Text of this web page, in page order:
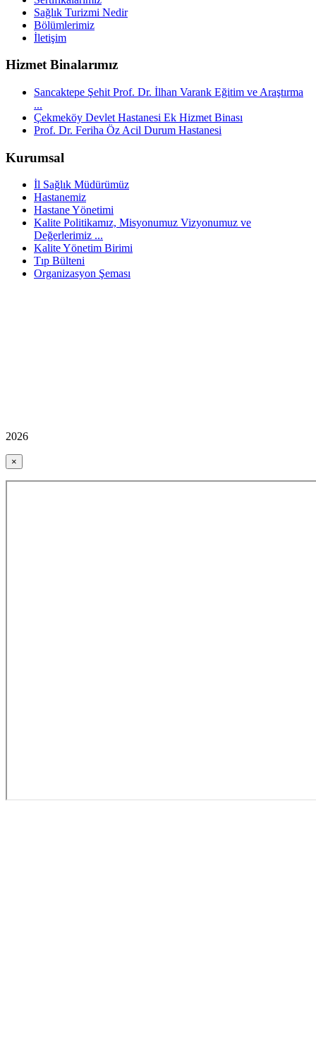
Sağlık Turizmi Nedir
Bölümlerimiz
İletişim
Hizmet Binalarımız
Sancaktepe Şehit Prof. Dr. İlhan Varank Eğitim ve Araştırma
...
Çekmeköy Devlet Hastanesi Ek Hizmet Binası
Prof. Dr. Feriha Öz Acil Durum Hastanesi
Kurumsal
İl Sağlık Müdürümüz
Hastanemiz
Hastane Yönetimi
Kalite Politikamız, Misyonumuz Vizyonumuz ve
Değerlerimiz ...
Kalite Yönetim Birimi
Tıp Bülteni
Organizasyon Şeması
2026
×